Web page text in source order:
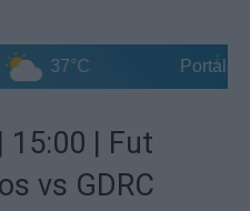
37°C Portalegre
15:00 | Fut
vs GDRC